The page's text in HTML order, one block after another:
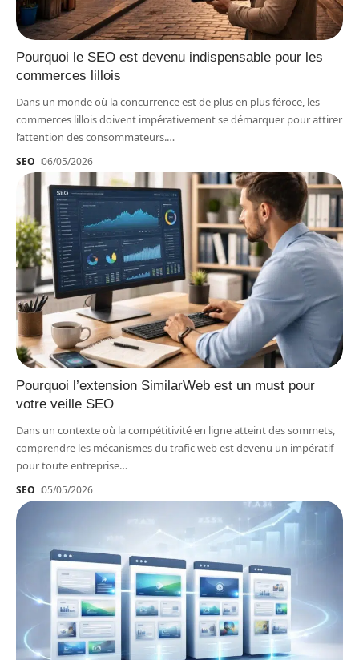
Pourquoi le SEO est devenu indispensable pour les
commerces lillois
Dans un monde où la concurrence est de plus en plus féroce, les
commerces lillois doivent impérativement se démarquer pour attirer
l’attention des consommateurs.…
SEO 06/05/2026
Pourquoi l’extension SimilarWeb est un must pour
votre veille SEO
Dans un contexte où la compétitivité en ligne atteint des sommets,
comprendre les mécanismes du trafic web est devenu un impératif
pour toute entreprise…
SEO 05/05/2026